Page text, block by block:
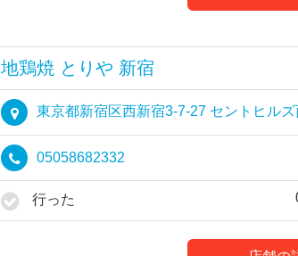
地鶏焼 とりや 新宿
東京都新宿区西新宿3-7-27 セントヒル
05058682332
行った